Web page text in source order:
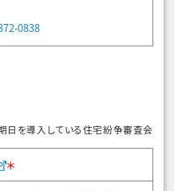
0838
日を導入している住宅紛争審査会
＊